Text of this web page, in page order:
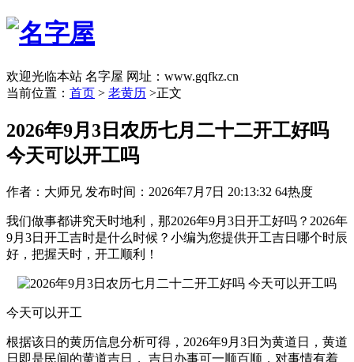
欢迎光临本站 名字屋 网址：www.gqfkz.cn
当前位置： 首页 > 老黄历 >正文
2026年9月3日农历七月二十二开工好吗
今天可以开工吗
作者：大师兄 发布时间：2026年7月7日 20:13:32 64热度
我们做事都讲究天时地利，那2026年9月3日开工好吗？2026年
9月3日开工吉时是什么时候？小编为您提供开工吉日哪个时辰
好，把握天时，开工顺利！
今天可以开工
根据该日的黄历信息分析可得，2026年9月3日为黄道日，黄道
日即是民间的黄道吉日， 吉日办事可一顺百顺，对事情有着